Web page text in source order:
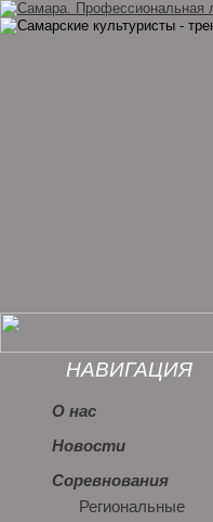
НАВИГАЦИЯ
О нас
Новости
Соревнования
Региональные